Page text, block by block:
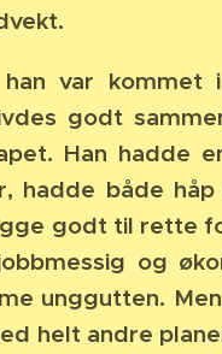
var kommet
godt
Han hadde
hadde både
godt til rette
og
unggutten.
helt andre